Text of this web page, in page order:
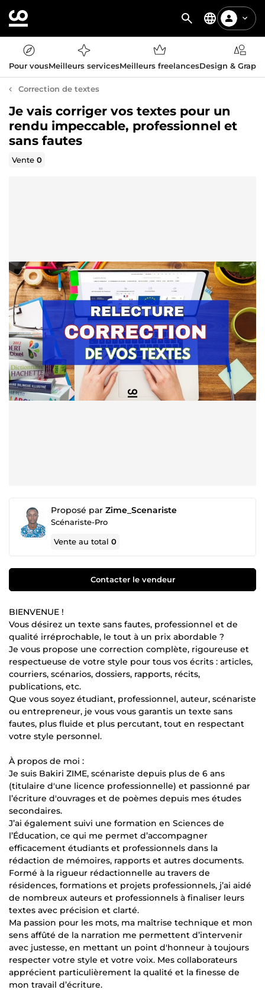
Pour vousMeilleurs servicesMeilleurs freelancesDesign &
Correction de textes
Je vais corriger vos textes pour un
rendu impeccable, professionnel et
sans fautes
Vente0
Proposé par Zime_Scenariste
Scénariste-Pro
Vente au total0
Contacter le vendeur
BIENVENUE !
Vous désirez un texte sans fautes, professionnel et de
qualité irréprochable, le tout à un prix abordable ?
Je vous propose une correction complète, rigoureuse et
respectueuse de votre style pour tous vos écrits : articles,
courriers, scénarios, dossiers, rapports, récits,
publications, etc.
Que vous soyez étudiant, professionnel, auteur, scénariste
ou entrepreneur, je vous vous garantis un texte sans
fautes, plus fluide et plus percutant, tout en respectant
votre style personnel.
À propos de moi :
Je suis Bakiri ZIME, scénariste depuis plus de 6 ans
(titulaire d'une licence professionnelle) et passionné par
l’écriture d'ouvrages et de poèmes depuis mes études
secondaires.
J’ai également suivi une formation en Sciences de
l’Éducation, ce qui me permet d’accompagner
efficacement étudiants et professionnels dans la
rédaction de mémoires, rapports et autres documents.
Formé à la rigueur rédactionnelle au travers de
résidences, formations et projets professionnels, j’ai aidé
de nombreux auteurs et professionnels à finaliser leurs
textes avec précision et clarté.
Ma passion pour les mots, ma maîtrise technique et mon
sens affûté de la narration me permettent d’intervenir
avec justesse, en mettant un point d'honneur à toujours
respecter votre style et votre voix. Mes collaborateurs
apprécient particulièrement la qualité et la finesse de
mon travail d’écriture.